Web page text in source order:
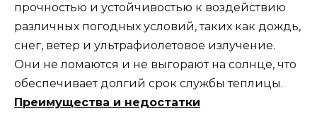
прочностью и устойчивостью к воздействию
различных погодных условий, таких как дождь,
снег, ветер и ультрафиолетовое излучение.
Они не ломаются и не выгорают на солнце, что
обеспечивает долгий срок службы теплицы.
Преимущества и недостатки